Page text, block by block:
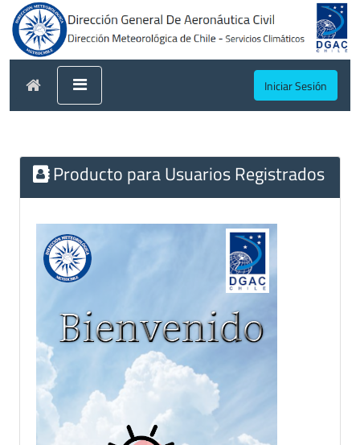
Iniciar Sesión
Producto para Usuarios Registrados